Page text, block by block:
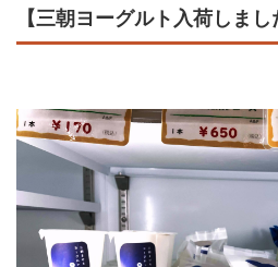
【三朝ヨーグルト入荷しまし